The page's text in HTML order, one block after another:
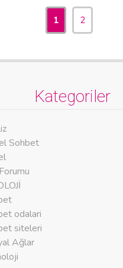
1 2
Kategoriler
Sohbet
odalari
siteleri
Ağlar